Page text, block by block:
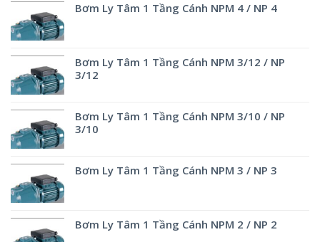
Bơm Ly Tâm 1 Tầng Cánh NPM 4 / NP 4
Bơm Ly Tâm 1 Tầng Cánh NPM 3/12 / NP
3/12
Bơm Ly Tâm 1 Tầng Cánh NPM 3/10 / NP
3/10
Bơm Ly Tâm 1 Tầng Cánh NPM 3 / NP 3
Bơm Ly Tâm 1 Tầng Cánh NPM 2 / NP 2